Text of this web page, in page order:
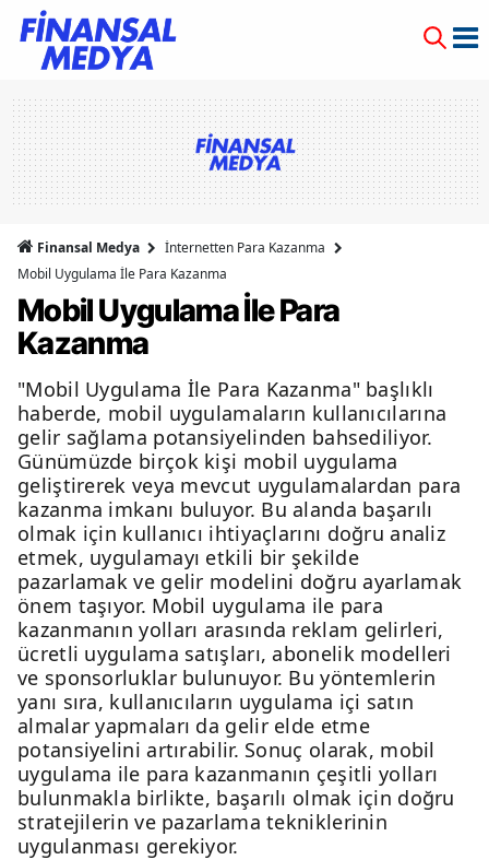
Finansal Medya
İnternetten Para Kazanma
Mobil Uygulama İle Para Kazanma
Mobil Uygulama İle Para
Kazanma
"Mobil Uygulama İle Para Kazanma" başlıklı
haberde, mobil uygulamaların kullanıcılarına
gelir sağlama potansiyelinden bahsediliyor.
Günümüzde birçok kişi mobil uygulama
geliştirerek veya mevcut uygulamalardan para
kazanma imkanı buluyor. Bu alanda başarılı
olmak için kullanıcı ihtiyaçlarını doğru analiz
etmek, uygulamayı etkili bir şekilde
pazarlamak ve gelir modelini doğru ayarlamak
önem taşıyor. Mobil uygulama ile para
kazanmanın yolları arasında reklam gelirleri,
ücretli uygulama satışları, abonelik modelleri
ve sponsorluklar bulunuyor. Bu yöntemlerin
yanı sıra, kullanıcıların uygulama içi satın
almalar yapmaları da gelir elde etme
potansiyelini artırabilir. Sonuç olarak, mobil
uygulama ile para kazanmanın çeşitli yolları
bulunmakla birlikte, başarılı olmak için doğru
stratejilerin ve pazarlama tekniklerinin
uygulanması gerekiyor.